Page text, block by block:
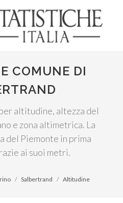
COMUNE DI
altitudine, altezza del
e zona altimetrica. La
del Piemonte in prima
ai suoi metri.
Salbertrand Altitudine